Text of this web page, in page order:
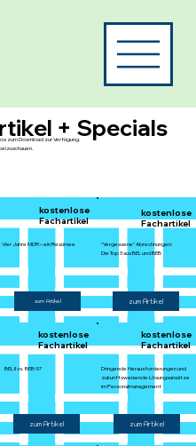
+ Specials
zum Download zur Verfügung.
Vier Jahre MDR – ein Resümee
kostenlose
Fachartikel
zum Artikel
kostenlose
Fachartikel
"Vergessene" Abrechnungen:
Die Top 3 aus BEL und BEB
zum Artikel
BEL II vs. BEB 97
kostenlose
Fachartikel
zum Artikel
kostenlose
Fachartikel
Dringende Herausforderungen und
zukunftsweisende Lösungsansätze
im Personalmanagement
zum Artikel